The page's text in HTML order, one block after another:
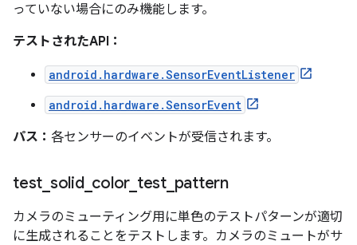
っていない場合にのみ機能します。
テストされたAPI：
android.hardware.SensorEventListener
android.hardware.SensorEvent
パス： 各センサーのイベントが受信されます。
test solid_ color_ test_ pattern
カメラのミューティング用に単色のテストパターンが適切
に生成されることをテストします。カメラのミュートがサ